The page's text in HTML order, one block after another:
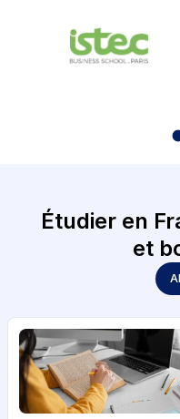
Étudier en
et